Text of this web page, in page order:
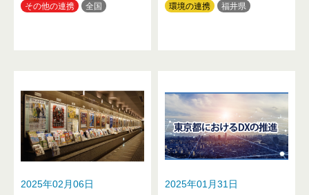
その他の連携
全国
環境の連携
福井県
2025年02月06日
2025年01月31日